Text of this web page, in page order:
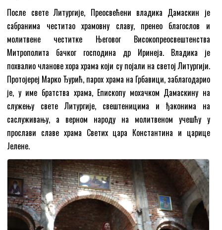
После свете Литургије, Преосвећени владика Дамаскин је
сабранима честитао храмовну славу, пренео благослов и
молитвене честитке Његовог Високопреосвештенства
Митрополита бачког господина др Иринеја. Владика је
похвалио чланове хора храма који су појали на светој Литургији.
Протојереј Марко Ђурић, парох храма на Грбавици, заблагодарио
је, у име братства храма, Епископу мохачком Дамаскину на
служењу свете Литургије, свештеницима и ђаконима на
саслуживању, а верном народу на молитвеном учешћу у
прослави славе храма Светих цара Константина и царице
Јелене.